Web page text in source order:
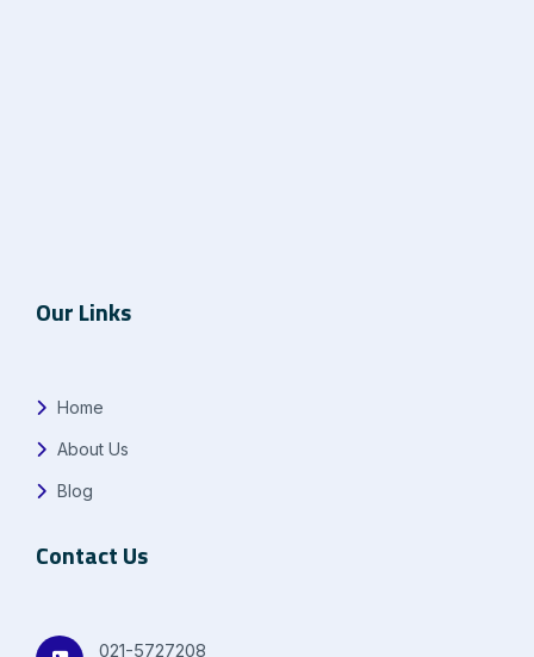
Our Links
Home
About Us
Blog
Contact Us
021-5727208